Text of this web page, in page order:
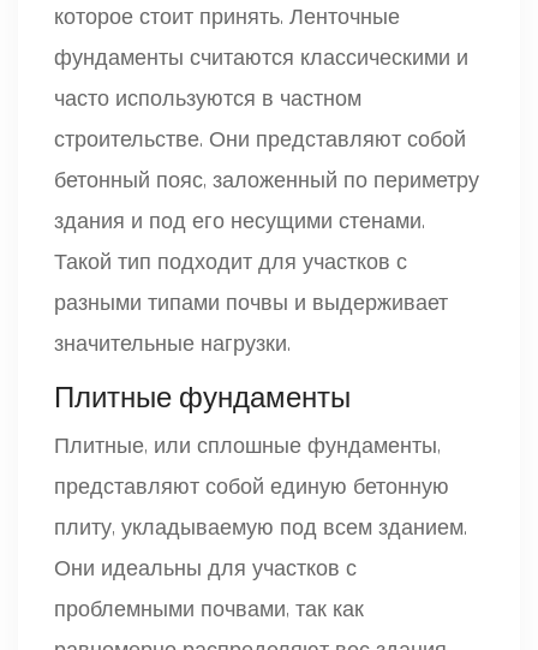
которое стоит принять. Ленточные
фундаменты считаются классическими и
часто используются в частном
строительстве. Они представляют собой
бетонный пояс, заложенный по периметру
здания и под его несущими стенами.
Такой тип подходит для участков с
разными типами почвы и выдерживает
значительные нагрузки.
Плитные фундаменты
Плитные, или сплошные фундаменты,
представляют собой единую бетонную
плиту, укладываемую под всем зданием.
Они идеальны для участков с
проблемными почвами, так как